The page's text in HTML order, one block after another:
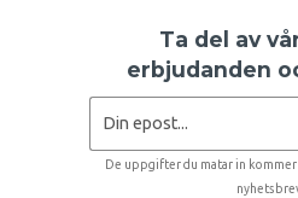
Ta del av
erbjudanden
De uppgifter du matar in kommer